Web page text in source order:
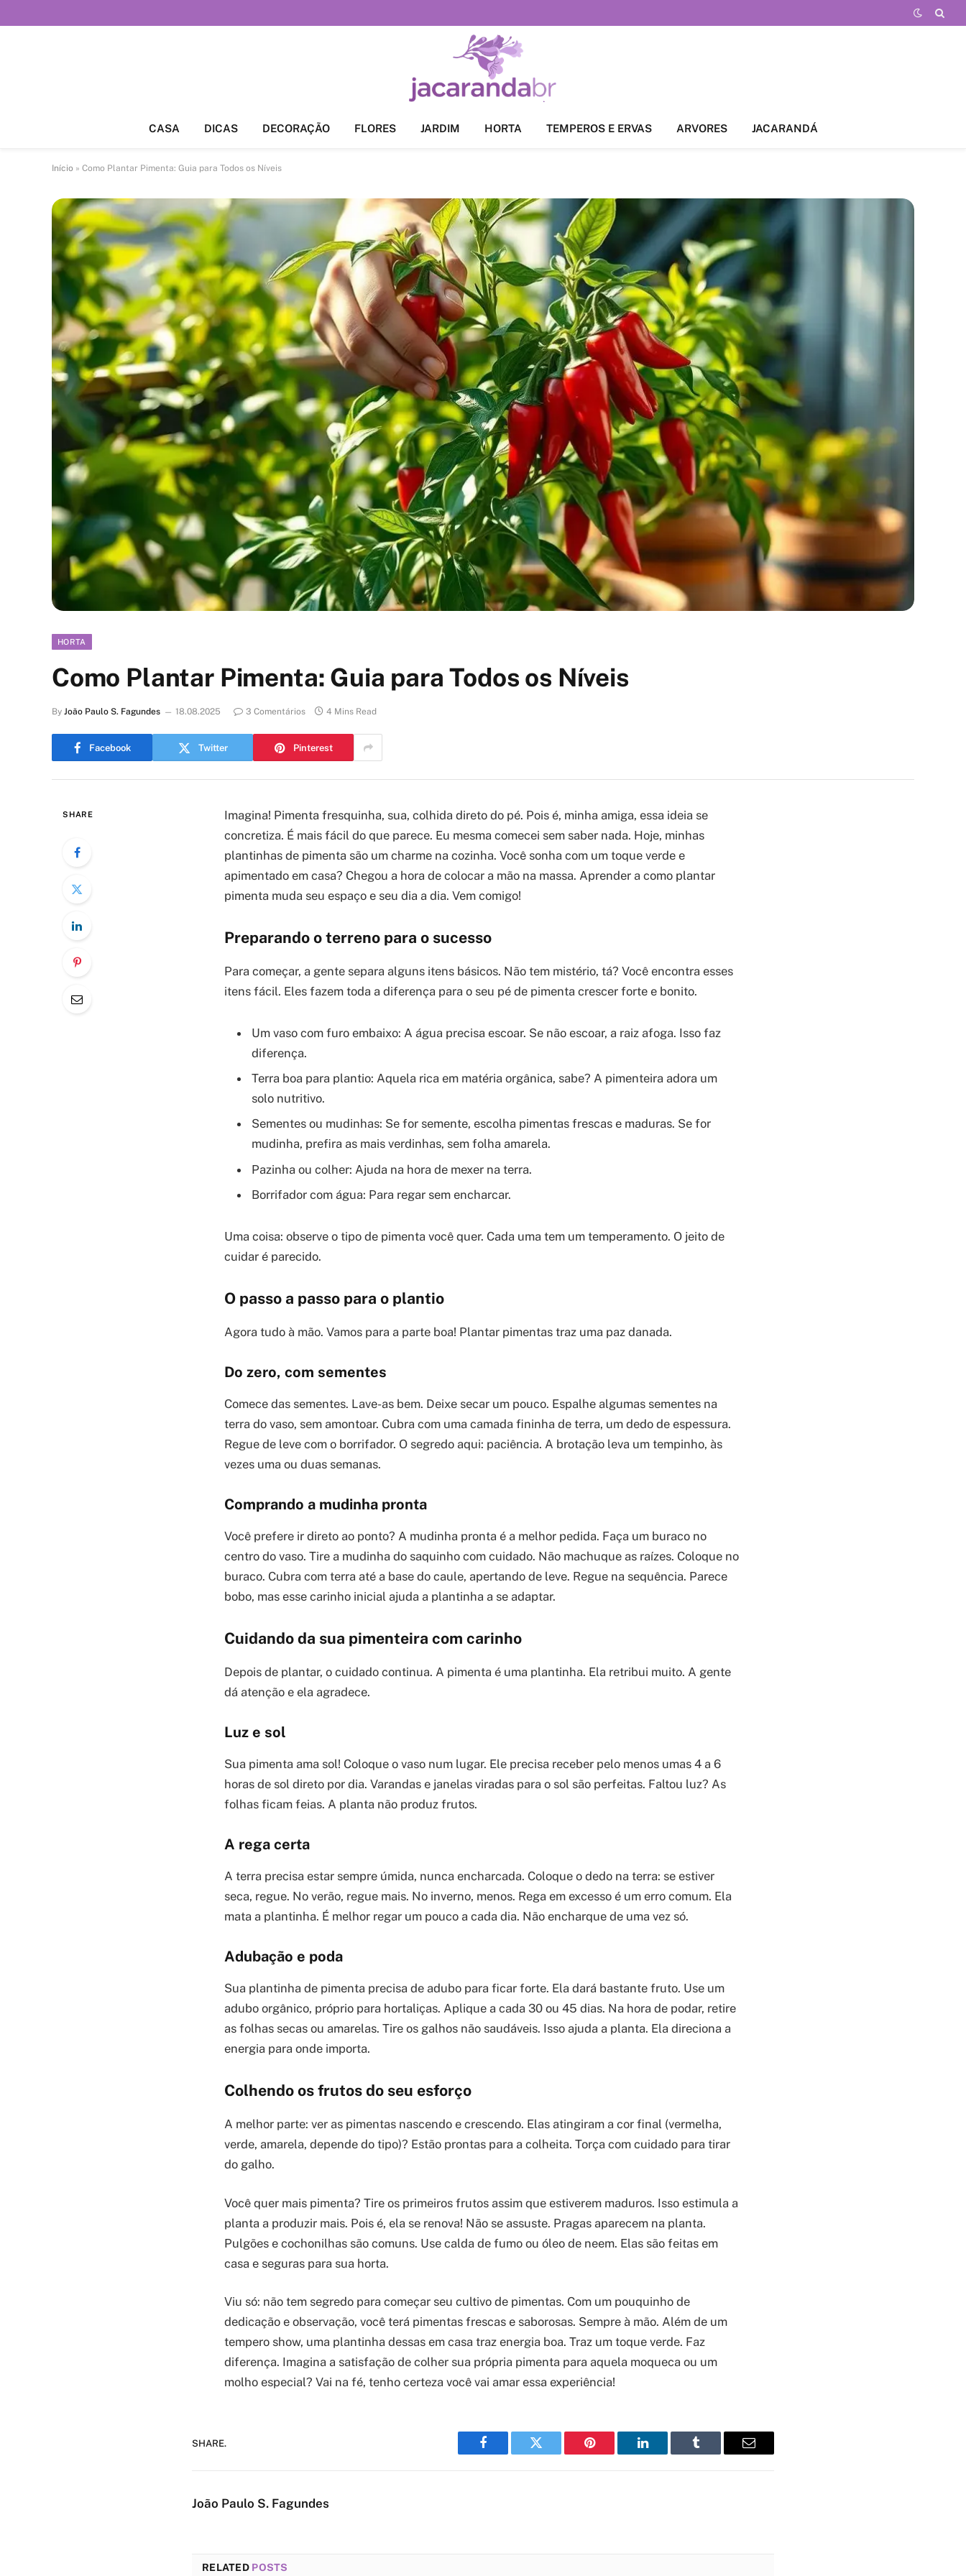
CASA DICAS DECORAÇÃO FLORES JARDIM HORTA TEMPEROS E ERVAS ARVORES JACARANDÁ
Início » Como Plantar Pimenta: Guia para Todos os Níveis
HORTA
Como Plantar Pimenta: Guia para Todos os Níveis
By João Paulo S. Fagundes 18.08.2025 3 Comentários 4 Mins Read
Facebook Twitter Pinterest
SHARE
Imagina! Pimenta fresquinha, sua, colhida direto do pé. Pois é, minha amiga, essa ideia se
concretiza. É mais fácil do que parece. Eu mesma comecei sem saber nada. Hoje, minhas
plantinhas de pimenta são um charme na cozinha. Você sonha com um toque verde e
apimentado em casa? Chegou a hora de colocar a mão na massa. Aprender a como plantar
pimenta muda seu espaço e seu dia a dia. Vem comigo!
Preparando o terreno para o sucesso
Para começar, a gente separa alguns itens básicos. Não tem mistério, tá? Você encontra esses
itens fácil. Eles fazem toda a diferença para o seu pé de pimenta crescer forte e bonito.
Um vaso com furo embaixo: A água precisa escoar. Se não escoar, a raiz afoga. Isso faz
diferença.
Terra boa para plantio: Aquela rica em matéria orgânica, sabe? A pimenteira adora um
solo nutritivo.
Sementes ou mudinhas: Se for semente, escolha pimentas frescas e maduras. Se for
mudinha, prefira as mais verdinhas, sem folha amarela.
Pazinha ou colher: Ajuda na hora de mexer na terra.
Borrifador com água: Para regar sem encharcar.
Uma coisa: observe o tipo de pimenta você quer. Cada uma tem um temperamento. O jeito de
cuidar é parecido.
O passo a passo para o plantio
Agora tudo à mão. Vamos para a parte boa! Plantar pimentas traz uma paz danada.
Do zero, com sementes
Comece das sementes. Lave-as bem. Deixe secar um pouco. Espalhe algumas sementes na
terra do vaso, sem amontoar. Cubra com uma camada fininha de terra, um dedo de espessura.
Regue de leve com o borrifador. O segredo aqui: paciência. A brotação leva um tempinho, às
vezes uma ou duas semanas.
Comprando a mudinha pronta
Você prefere ir direto ao ponto? A mudinha pronta é a melhor pedida. Faça um buraco no
centro do vaso. Tire a mudinha do saquinho com cuidado. Não machuque as raízes. Coloque no
buraco. Cubra com terra até a base do caule, apertando de leve. Regue na sequência. Parece
bobo, mas esse carinho inicial ajuda a plantinha a se adaptar.
Cuidando da sua pimenteira com carinho
Depois de plantar, o cuidado continua. A pimenta é uma plantinha. Ela retribui muito. A gente
dá atenção e ela agradece.
Luz e sol
Sua pimenta ama sol! Coloque o vaso num lugar. Ele precisa receber pelo menos umas 4 a 6
horas de sol direto por dia. Varandas e janelas viradas para o sol são perfeitas. Faltou luz? As
folhas ficam feias. A planta não produz frutos.
A rega certa
A terra precisa estar sempre úmida, nunca encharcada. Coloque o dedo na terra: se estiver
seca, regue. No verão, regue mais. No inverno, menos. Rega em excesso é um erro comum. Ela
mata a plantinha. É melhor regar um pouco a cada dia. Não encharque de uma vez só.
Adubação e poda
Sua plantinha de pimenta precisa de adubo para ficar forte. Ela dará bastante fruto. Use um
adubo orgânico, próprio para hortaliças. Aplique a cada 30 ou 45 dias. Na hora de podar, retire
as folhas secas ou amarelas. Tire os galhos não saudáveis. Isso ajuda a planta. Ela direciona a
energia para onde importa.
Colhendo os frutos do seu esforço
A melhor parte: ver as pimentas nascendo e crescendo. Elas atingiram a cor final (vermelha,
verde, amarela, depende do tipo)? Estão prontas para a colheita. Torça com cuidado para tirar
do galho.
Você quer mais pimenta? Tire os primeiros frutos assim que estiverem maduros. Isso estimula a
planta a produzir mais. Pois é, ela se renova! Não se assuste. Pragas aparecem na planta.
Pulgões e cochonilhas são comuns. Use calda de fumo ou óleo de neem. Elas são feitas em
casa e seguras para sua horta.
Viu só: não tem segredo para começar seu cultivo de pimentas. Com um pouquinho de
dedicação e observação, você terá pimentas frescas e saborosas. Sempre à mão. Além de um
tempero show, uma plantinha dessas em casa traz energia boa. Traz um toque verde. Faz
diferença. Imagina a satisfação de colher sua própria pimenta para aquela moqueca ou um
molho especial? Vai na fé, tenho certeza você vai amar essa experiência!
SHARE.
Facebook Twitter Pinterest LinkedIn Tumblr Email
João Paulo S. Fagundes
RELATED POSTS